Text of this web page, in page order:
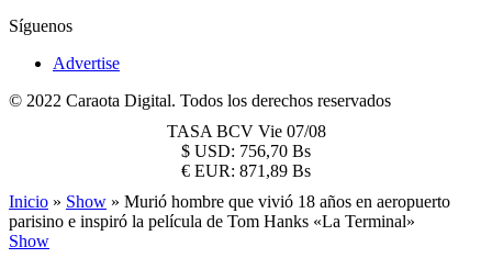
Síguenos
Advertise
© 2022 Caraota Digital. Todos los derechos reservados
TASA BCV Vie 07/08
$ USD: 756,70 Bs
€ EUR: 871,89 Bs
Inicio » Show » Murió hombre que vivió 18 años en aeropuerto
parisino e inspiró la película de Tom Hanks «La Terminal»
Show